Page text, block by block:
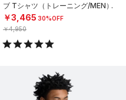
ブ Tシャツ（トレーニング/MEN）
￥3,465 30%OFF
￥4,950